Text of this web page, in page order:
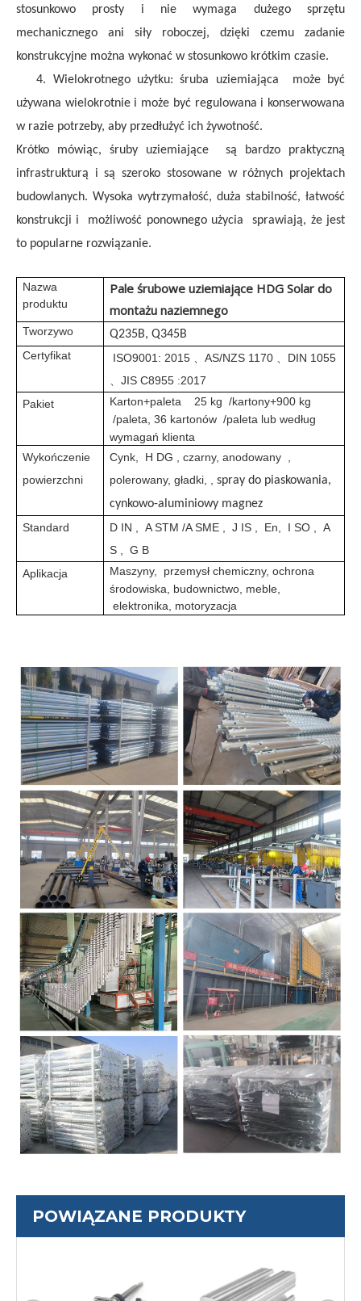
stosunkowo prosty i nie wymaga dużego sprzętu
mechanicznego ani siły roboczej, dzięki czemu zadanie
konstrukcyjne można wykonać w stosunkowo krótkim czasie.
4. Wielokrotnego użytku:śruba uziemiająca
może być
używana wielokrotnie i może być regulowana i konserwowana
w razie potrzeby, aby przedłużyć ich żywotność.
Krótko mówiąc,śruby uziemiające
są bardzo praktyczną
infrastrukturą i są szeroko stosowane w różnych projektach
budowlanych. Wysoka wytrzymałość, duża stabilność, łatwość
konstrukcji i
możliwość ponownego użycia
sprawiają, że jest
to popularne rozwiązanie.
Nazwa
produktu
Pale śrubowe uziemiające HDG Solar do
montażu naziemnego
Tworzywo
Q235B, Q345B
Certyfikat
ISO9001: 2015 、 AS/NZS 1170 、 DIN 1055
、 JIS C8955 :2017
Pakiet
Karton+paleta 25 kg /kartony+900 kg
/paleta, 36 kartonów /paleta lub według
wymagań klienta
Wykończenie
powierzchni
Cynk, H DG , czarny, anodowany ,
polerowany, gładki, , spray do piaskowania,
cynkowo-aluminiowy magnez
Standard
D IN , ASTM /ASME , J IS , En, I SO , A
S , G B
Aplikacja
Maszyny,
przemysł chemiczny, ochrona
środowiska, budownictwo, meble,
elektronika, motoryzacja
POWIĄZANE PRODUKTY